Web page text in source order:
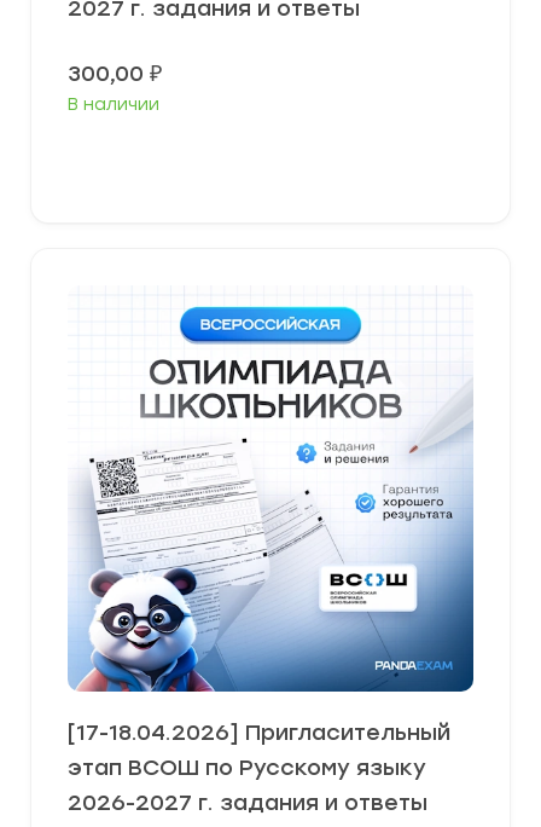
2027 г. задания и ответы
300,00 ₽
В наличии
[17-18.04.2026] Пригласительный
этап ВСОШ по Русскому языку
2026-2027 г. задания и ответы